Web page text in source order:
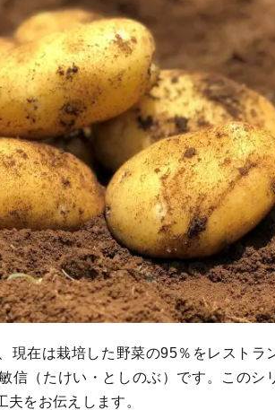
現在は栽培した野菜の95％をレストラ
信（たけい・としのぶ）です。このシ
夫をお伝えします。